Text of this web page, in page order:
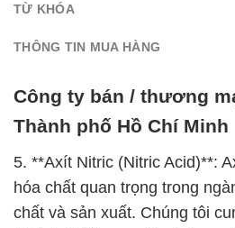
TỪ KHÓA
THÔNG TIN MUA HÀNG
Công ty bán / thương
Thành phố Hồ Chí Minh
5. **Axít Nitric (Nitric Acid)**:
hóa chất quan trọng trong
chất và sản xuất. Chúng tôi